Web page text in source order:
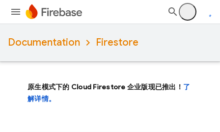
Documentation Firestore
原生模式下的 Cloud Firestore 企业版现已推出！ 了
解详情。